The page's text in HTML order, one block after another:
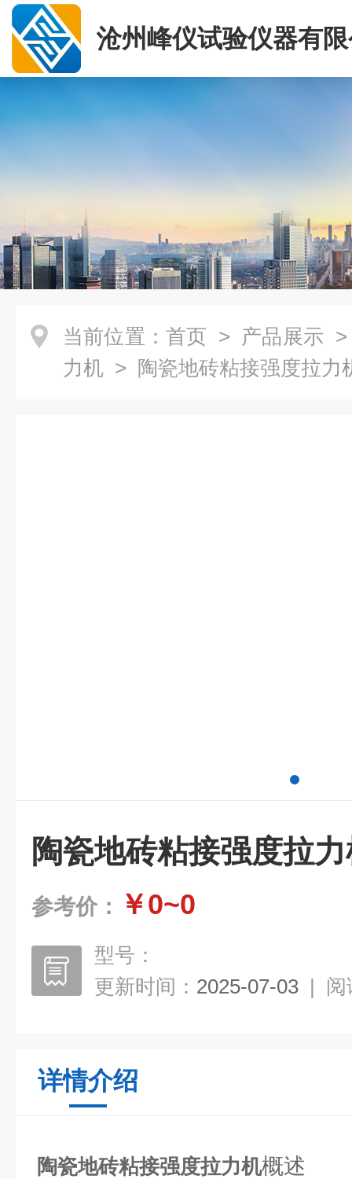
沧州峰仪试验仪器有
当前位置： 首页 > 产品展示
力机 > 陶瓷地砖粘接强度拉力
陶瓷地砖粘接强度拉
参考价： ￥0~0
型号：
更新时间： 2025-07-03 | 阅
详情介绍
陶瓷地砖粘接强度拉力机概述